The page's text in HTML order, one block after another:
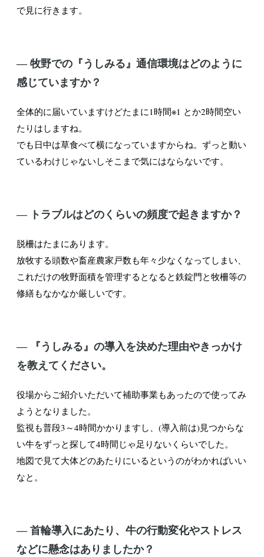
で見に行きます。
― 牧野での『うしみる』通信環境はどのように
感じていますか？
全体的に届いていますけどたまに1時間※1 とか2時間空い
たりはしますね。
でも日中は草食べて横になっていますからね。ずっと動い
ているわけじゃないしそこまで気にはならないです。
― トラブルはどのくらいの頻度で起きますか？
脱柵はたまにあります。
放牧する頭数や畜産農家戸数も年々少なくなってしまい、
これだけの牧野面積を管理するとなると鉄錠門と牧柵等の
修繕もなかなか厳しいです。
― 『うしみる』の導入を決めた理由やきっかけ
を教えてください。
役場からご紹介いただいて補助事業もあったので使ってみ
ようとなりました。
監視も普段3～4時間かかりますし、(導入前は)見つからな
い牛をずっと探して4時間じゃ足りないくらいでした。
地図で見て大体どのあたりにいるというのがわかればいい
なと。
― 首輪導入にあたり、牛の行動変化やストレス
などに懸念はありましたか？